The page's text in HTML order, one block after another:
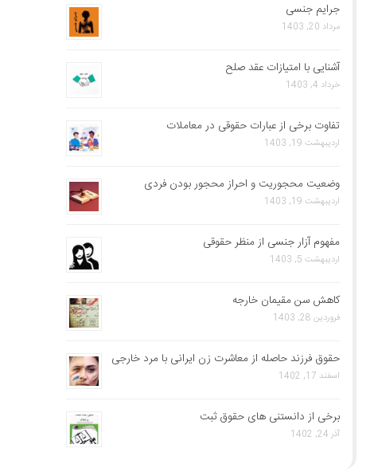
جرایم جنسی
مرداد 20, 1403
آشنایی با امتیازات عقد صلح
خرداد 4, 1403
تفاوت برخی از عبارات حقوقی در معاملات
اردیبهشت 19, 1403
وضعیت محجوریت و احراز محجور بودن فردی
اردیبهشت 19, 1403
مفهوم آزار جنسی از منظر حقوقی
اردیبهشت 5, 1403
کاهش سن مقیمان خارجه
فروردین 28, 1403
حقوق فرزند حاصله از معاشرت زن ایرانی با مرد خارجی
اسفند 17, 1402
برخی از دانستنی های حقوق ثبت
آذر 24, 1402